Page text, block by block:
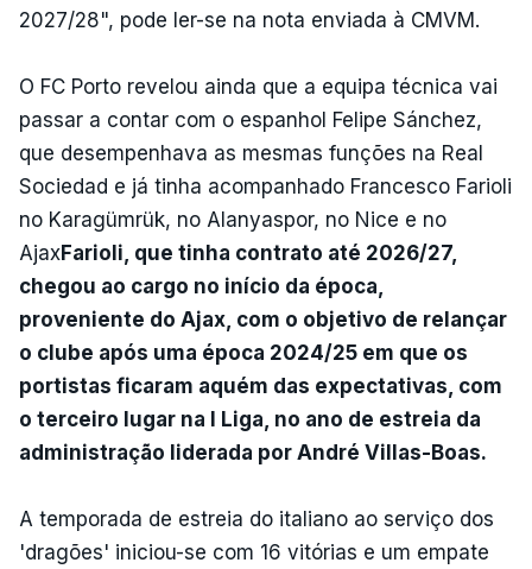
2027/28", pode ler-se na nota enviada à CMVM.
O FC Porto revelou ainda que a equipa técnica vai
passar a contar com o espanhol Felipe Sánchez,
que desempenhava as mesmas funções na Real
Sociedad e já tinha acompanhado Francesco Farioli
no Karagümrük, no Alanyaspor, no Nice e no
AjaxFarioli, que tinha contrato até 2026/27,
chegou ao cargo no início da época,
proveniente do Ajax, com o objetivo de relançar
o clube após uma época 2024/25 em que os
portistas ficaram aquém das expectativas, com
o terceiro lugar na I Liga, no ano de estreia da
administração liderada por André Villas-Boas.
A temporada de estreia do italiano ao serviço dos
'dragões' iniciou-se com 16 vitórias e um empate